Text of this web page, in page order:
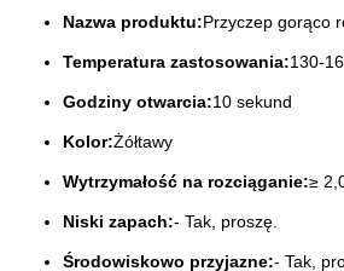
Nazwa produktu:Przyczep gorąco
Temperatura zastosowania:130-
Godziny otwarcia:10 sekund
Kolor:Żółtawy
Wytrzymałość na rozciąganie:≥
Niski zapach:- Tak, proszę.
Środowiskowo przyjazne:- Tak,